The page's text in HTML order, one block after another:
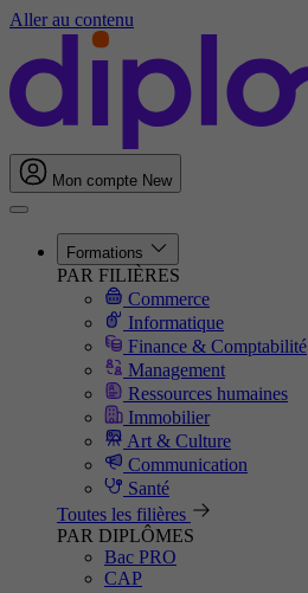
Aller au contenu
Mon compte New
Formations
PAR FILIÈRES
Commerce
Informatique
Finance & Comptabilité
Management
Ressources humaines
Immobilier
Art & Culture
Communication
Santé
Toutes les filières
PAR DIPLÔMES
Bac PRO
CAP